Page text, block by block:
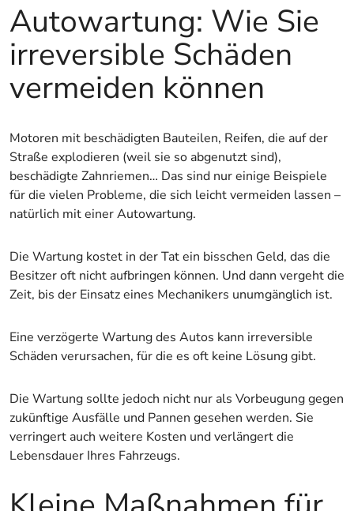
Autowartung: Wie Sie
irreversible Schäden
vermeiden können
Motoren mit beschädigten Bauteilen, Reifen, die auf der
Straße explodieren (weil sie so abgenutzt sind),
beschädigte Zahnriemen… Das sind nur einige Beispiele
für die vielen Probleme, die sich leicht vermeiden lassen –
natürlich mit einer Autowartung.
Die Wartung kostet in der Tat ein bisschen Geld, das die
Besitzer oft nicht aufbringen können. Und dann vergeht die
Zeit, bis der Einsatz eines Mechanikers unumgänglich ist.
Eine verzögerte Wartung des Autos kann irreversible
Schäden verursachen, für die es oft keine Lösung gibt.
Die Wartung sollte jedoch nicht nur als Vorbeugung gegen
zukünftige Ausfälle und Pannen gesehen werden. Sie
verringert auch weitere Kosten und verlängert die
Lebensdauer Ihres Fahrzeugs.